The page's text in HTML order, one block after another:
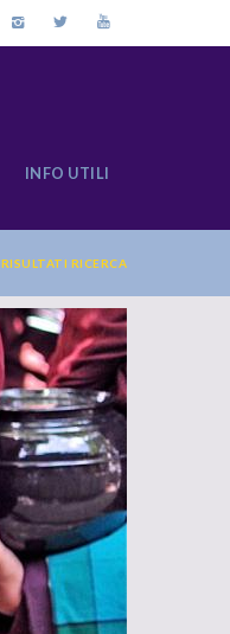
INFO UTILI
RISULTATI RICERCA